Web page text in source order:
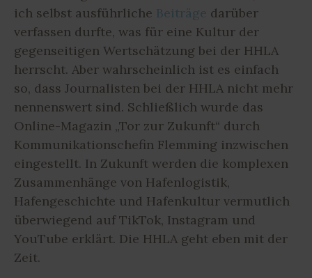
ich selbst ausführliche Beiträge darüber
verfassen durfte, was für eine Kultur der
gegenseitigen Wertschätzung bei der HHLA
herrscht. Aber wahrscheinlich ist es einfach
so, dass Journalisten bei der HHLA nicht mehr
nennenswert sind. Schließlich wurde das
Online-Magazin „Tor zur Zukunft“ durch
Kommunikationschefin Flemming inzwischen
eingestellt. In Zukunft werden die komplexen
Zusammenhänge von Hafenlogistik,
Hafengeschichte und Hafenkultur vermutlich
überwiegend auf TikTok, Instagram und
YouTube erklärt. Die HHLA geht eben mit der
Zeit.